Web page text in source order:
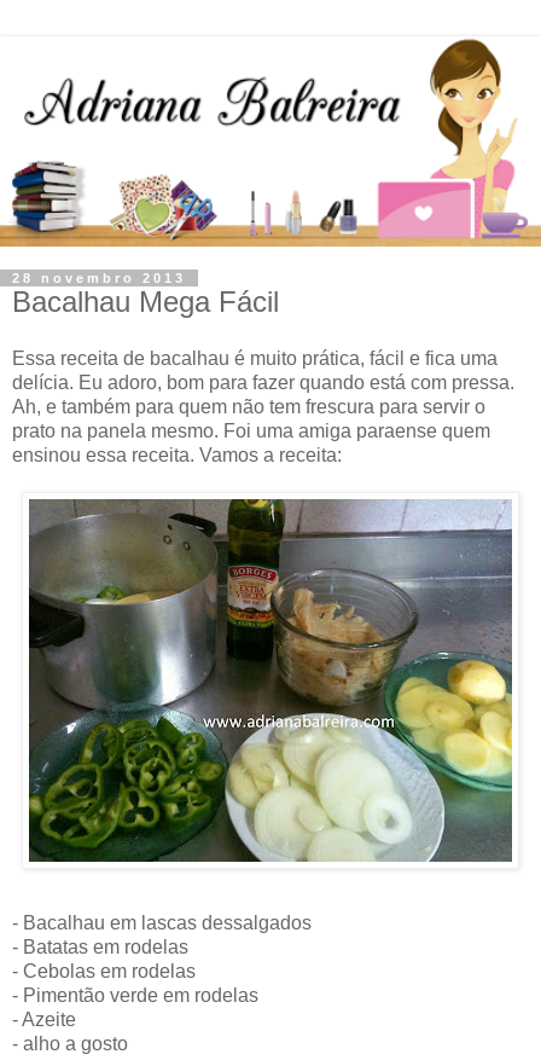
28 novembro 2013
Bacalhau Mega Fácil
Essa receita de bacalhau é muito prática, fácil e fica uma
delícia. Eu adoro, bom para fazer quando está com pressa.
Ah, e também para quem não tem frescura para servir o
prato na panela mesmo. Foi uma amiga paraense quem
ensinou essa receita. Vamos a receita:
- Bacalhau em lascas dessalgados
- Batatas em rodelas
- Cebolas em rodelas
- Pimentão verde em rodelas
- Azeite
- alho a gosto